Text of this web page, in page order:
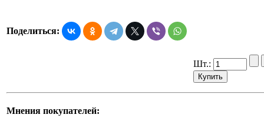
Поделиться:
Шт.:
Мнения покупателей: